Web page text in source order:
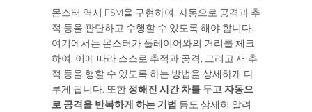
몬스터 역시 FSM을 구현하여, 자동으로 공격과 추
적 등을 판단하고 수행할 수 있도록 해야 합니다.
여기에서는 몬스터가 플레이어와의 거리를 체크
하여, 이에 따라 스스로 추적과 공격, 그리고 재 추
적 등을 행할 수 있도록 하는 방법을 상세하게 다
루게 됩니다. 또한 정해진 시간 차를 두고 자동으
로 공격을 반복하게 하는 기법 등도 상세히 알려